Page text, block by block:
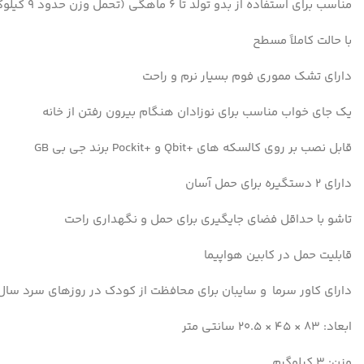
مناسب برای استفاده از بدو تولد تا ۶ ماهگی (تحمل وزن حدود ۹ کیلوگرم)
با حالت کاملاً مسطح
دارای تشک مموری فوم بسیار نرم و راحت
یک جای خواب مناسب برای نوزادان هنگام بیرون رفتن از خانه
قابل نصب بر روی کالسکه های +Qbit و +Pockit برند جی بی GB
دارای ۲ دستگیره برای حمل آسان
تاشو با حداقل فضای جایگیری برای حمل و نگهداری راحت
قابلیت حمل در کابین هواپیما
دارای کاور سرما و سایبان برای محافظت از کودک در روزهای سرد سال
ابعاد: ۸۳ × ۴۵ × ۲۰.۵ سانتی متر